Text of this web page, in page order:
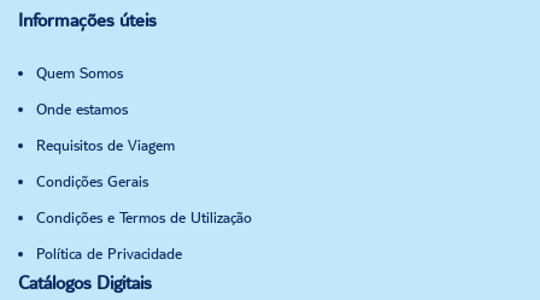
Informações úteis
Quem Somos
Onde estamos
Requisitos de Viagem
Condições Gerais
Condições e Termos de Utilização
Política de Privacidade
Catálogos Digitais